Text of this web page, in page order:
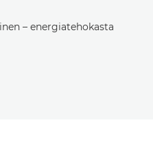
– energiatehokasta